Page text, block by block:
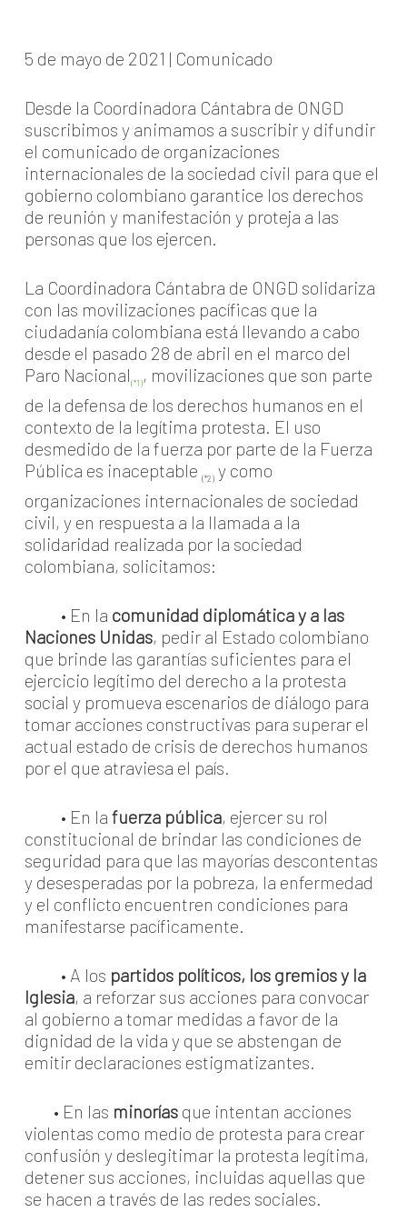
5 de mayo de 2021 | Comunicado
Desde la Coordinadora Cántabra de ONGD
suscribimos y animamos a suscribir y difundir
el comunicado de organizaciones
internacionales de la sociedad civil para que el
gobierno colombiano garantice los derechos
de reunión y manifestación y proteja a las
personas que los ejercen.
La Coordinadora Cántabra de ONGD solidariza
con las movilizaciones pacíficas que la
ciudadanía colombiana está llevando a cabo
desde el pasado 28 de abril en el marco del
Paro Nacional(*1), movilizaciones que son parte
de la defensa de los derechos humanos en el
contexto de la legítima protesta. El uso
desmedido de la fuerza por parte de la Fuerza
Pública es inaceptable (*2)y como
organizaciones internacionales de sociedad
civil, y en respuesta a la llamada a la
solidaridad realizada por la sociedad
colombiana, solicitamos:
• En la comunidad diplomática y a las
Naciones Unidas, pedir al Estado colombiano
que brinde las garantías suficientes para el
ejercicio legítimo del derecho a la protesta
social y promueva escenarios de diálogo para
tomar acciones constructivas para superar el
actual estado de crisis de derechos humanos
por el que atraviesa el país.
• En la fuerza pública, ejercer su rol
constitucional de brindar las condiciones de
seguridad para que las mayorías descontentas
y desesperadas por la pobreza, la enfermedad
y el conflicto encuentren condiciones para
manifestarse pacíficamente.
• A los partidos políticos, los gremios y la
Iglesia, a reforzar sus acciones para convocar
al gobierno a tomar medidas a favor de la
dignidad de la vida y que se abstengan de
emitir declaraciones estigmatizantes.
• En las minoríasque intentan acciones
violentas como medio de protesta para crear
confusión y deslegitimar la protesta legítima,
detener sus acciones, incluidas aquellas que
se hacen a través de las redes sociales.